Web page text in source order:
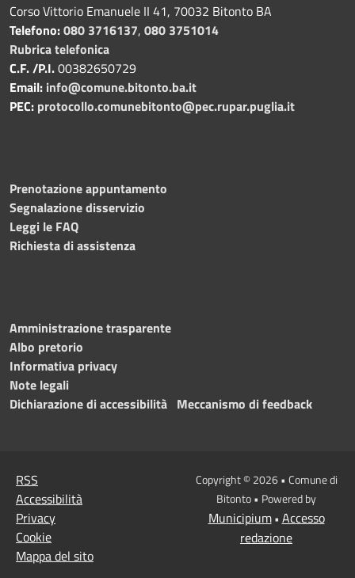
Corso Vittorio Emanuele II 41, 70032 Bitonto BA
Telefono:080 3716137, 080 3751014
Rubrica telefonica
C.F. /P.I.00382650729
Email: info@comune.bitonto.ba.it
PEC: protocollo.comunebitonto@pec.rupar.puglia.it
Prenotazione appuntamento
Segnalazione disservizio
Leggi le FAQ
Richiesta di assistenza
Amministrazione trasparente
Albo pretorio
Informativa privacy
Note legali
Dichiarazione di accessibilità Meccanismo di feedback
RSS
Accessibilità
Privacy
Cookie
Mappa del sito
Copyright © 2026 • Comune di
Bitonto • Powered by
Municipium• Accesso
redazione